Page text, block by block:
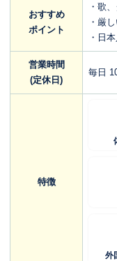
おすすめ
ポイント
・歌
・厳
・日
営業時間
(定休日)
毎日
特徴
外